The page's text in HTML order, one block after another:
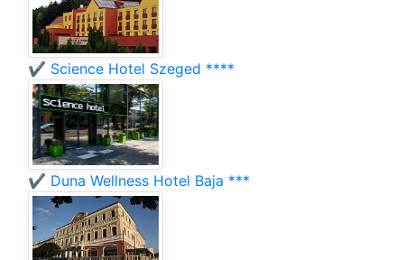
✔️ Science Hotel Szeged ****
✔️ Duna Wellness Hotel Baja ***